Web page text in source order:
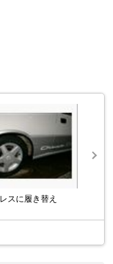
スに履き替え